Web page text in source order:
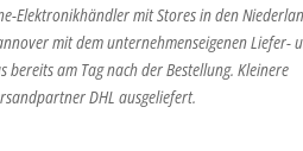
Elektronikhändler mit Stores in den
mit dem unternehmenseigenen Liefer-
am Tag nach der Bestellung. Kleinere
DHL ausgeliefert.